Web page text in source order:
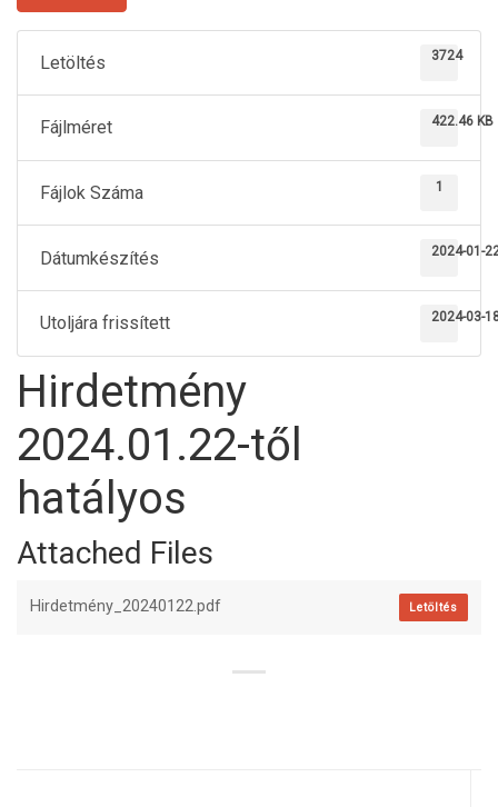
Letöltés 3724
Fájlméret 422.46 KB
Fájlok Száma 1
Dátumkészítés 2024-01-
Utoljára frissített 2024-03-
Hirdetmény
2024.01.22-től
hatályos
Attached Files
Hirdetmény_20240122.pdf Letöltés